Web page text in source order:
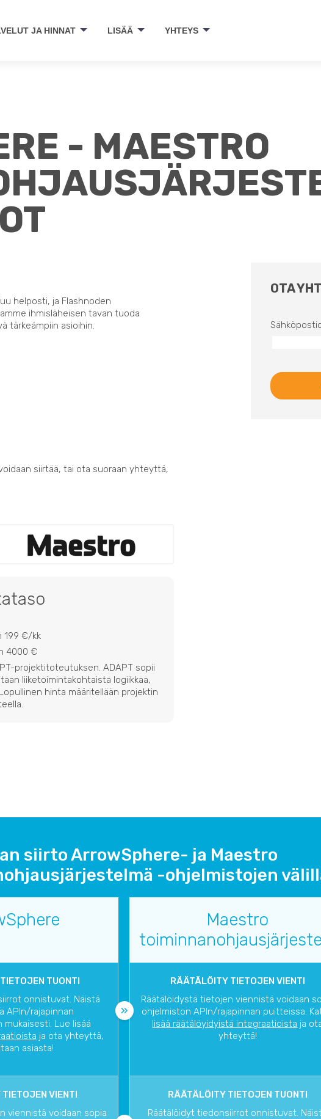
JA HINNAT LISÄÄ YHTEYS
- MAESTRO
helposti, ja Flashnoden
ihmisläheisen tavan tuoda
tärkeämpiin asioihin.
siirtää, tai ota suoraan yhteyttä,
199 €/kk
4000 €
projektitoteutuksen. ADAPT sopii
liiketoimintakohtaista logiikkaa,
hinta määritellään projektin
OTA
siirto ArrowSphere- ja Maestro
-ohjelmistojen
Maestro
TUONTI
onnistuvat. Näistä
APIn/rajapinnan
mukaisesti. Lue lisää
ja ota yhteyttä,
asiasta!
RÄÄTÄLÖITY TIETOJEN VIENTI
Räätälöidystä tietojen viennistä voidaan
ohjelmiston APIn/rajapinnan puitteissa.
lisää räätälöyidyistä integraatioista ja
yhteyttä!
VIENTI
viennistä voidaan sopia
RÄÄTÄLÖITY TIETOJEN TUONTI
Räätälöidyt tiedonsiirrot onnistuvat.